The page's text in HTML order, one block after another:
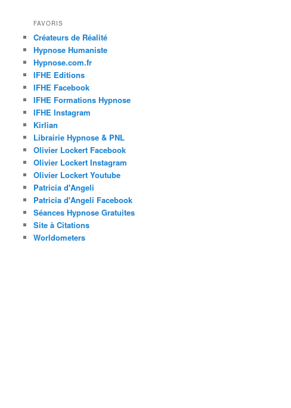
FAVORIS
Créateurs de Réalité
Hypnose Humaniste
Hypnose.com.fr
IFHE Editions
IFHE Facebook
IFHE Formations Hypnose
IFHE Instagram
Kirlian
Librairie Hypnose & PNL
Olivier Lockert Facebook
Olivier Lockert Instagram
Olivier Lockert Youtube
Patricia d'Angeli
Patricia d'Angeli Facebook
Séances Hypnose Gratuites
Site à Citations
Worldometers